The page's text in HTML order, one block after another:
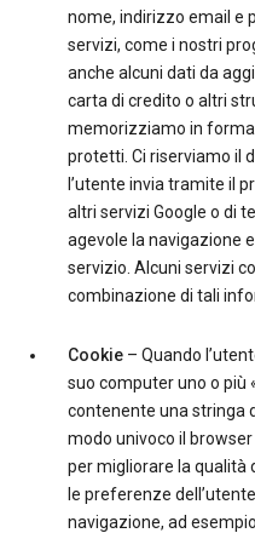
nome, indirizzo email e
servizi, come i nostri
anche alcuni dati da
carta di credito o altri
memorizziamo in
protetti. Ci riserviamo il
l’utente invia tramite il
altri servizi Google o di
agevole la navigazione
servizio. Alcuni servizi
combinazione di tali
Cookie – Quando
suo computer uno o più
contenente una stringa
modo univoco il
per migliorare la qualità
le preferenze
navigazione, ad